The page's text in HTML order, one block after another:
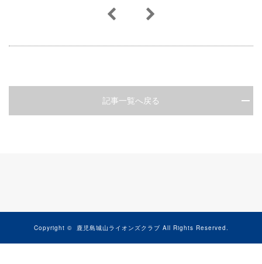
記事一覧へ戻る
Copyright © 鹿児島城山ライオンズクラブ All Rights Reserved.